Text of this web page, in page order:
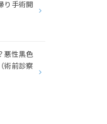
り手術開
悪性黒色
術前診察